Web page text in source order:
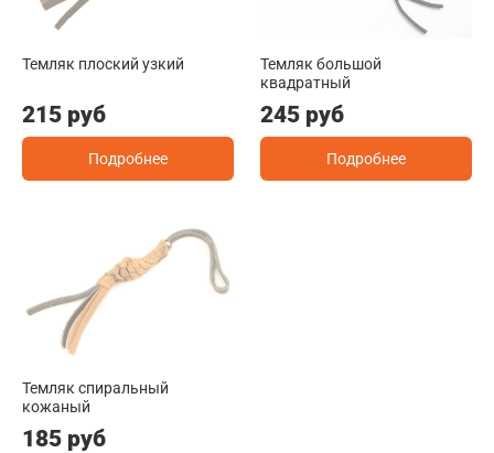
Темляк плоский узкий
215 руб
Подробнее
Темляк большой
квадратный
245 руб
Подробнее
Темляк спиральный
кожаный
185 руб